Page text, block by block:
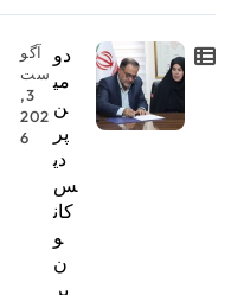
دو
می
ن
پر
دی
س
کان
و
ن
پر
آگو
ست
3,
202
6